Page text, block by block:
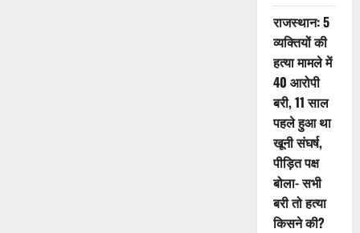
राजस्थान: 5
व्यक्तियों की
हत्या मामले में
40 आरोपी
बरी, 11 साल
पहले हुआ था
खूनी संघर्ष,
पीड़ित पक्ष
बोला- सभी
बरी तो हत्या
किसने की?